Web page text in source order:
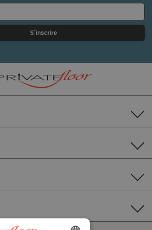
S´inscrire